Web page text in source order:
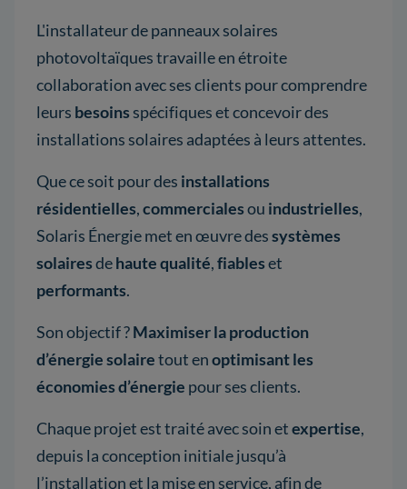
L'installateur de panneaux solaires
photovoltaïques travaille en étroite
collaboration avec ses clients pour comprendre
leurs besoins spécifiques et concevoir des
installations solaires adaptées à leurs attentes.
Que ce soit pour des installations
résidentielles,commercialesou industrielles,
Solaris Énergie met en œuvre dessystèmes
solairesdehaute qualité,fiableset
performants.
Son objectif ?Maximiser la production
d’énergie solairetout enoptimisant les
économies d’énergie pour ses clients.
Chaque projet est traité avec soin etexpertise,
depuis la conception initiale jusqu’à
l’installation et la mise en service, afin de